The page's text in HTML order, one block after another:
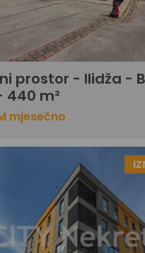
prostor - Ilidža -
440 m²
mjesečno